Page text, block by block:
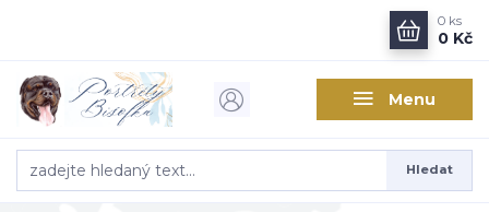
Menu
Hledat
0 ks
0 Kč